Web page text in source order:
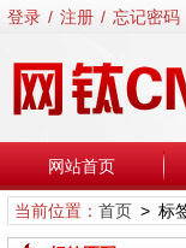
登录 / 注册 / 忘记密码
网站首页
当前位置： 首页> 标